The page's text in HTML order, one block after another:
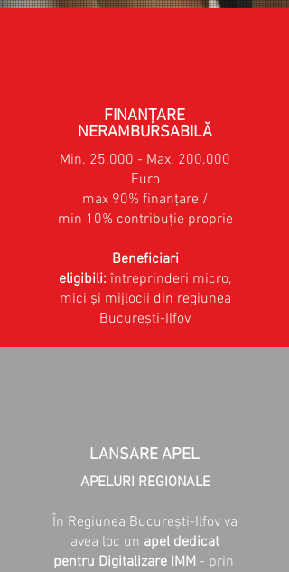
FINANŢARE
NERAMBURSABILĂ
Min. 25.000 - Max. 200.000
Euro
max 90% finanţare /
min 10% contribuţie proprie
Beneficiari
eligibili: întreprinderi micro,
mici şi mijlocii din regiunea
București-Ilfov
LANSARE APEL
APELURI REGIONALE
În Regiunea București-Ilfov va
avea loc un apel dedicat
pentru Digitalizare IMM - prin